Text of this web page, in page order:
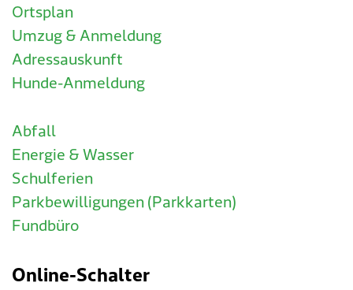
Ortsplan
Umzug & Anmeldung
Adressauskunft
Hunde-Anmeldung
Abfall
Energie & Wasser
Schulferien
Parkbewilligungen (Parkkarten)
Fundbüro
Online-Schalter